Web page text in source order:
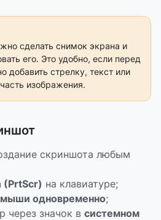
сделать снимок экрана и
его. Это удобно, если перед
добавить стрелку, текст или
изображения.
скриншота любым
(PrtScr) на клавиатуре;
мыши одновременно;
через значок в системном